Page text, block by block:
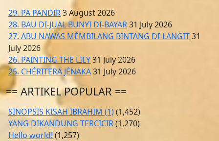
29. PA PANDIR3 August 2026
28. BAU DI-JUAL BUNYI DI-BAYAR31 July 2026
27. ABU NAWAS MÈMBILANG BINTANG DI-LANGIT31
July 2026
26. PAINTING THE LILY31 July 2026
25. CHÉRITERA JÈNAKA31 July 2026
== ARTIKEL POPULAR ==
SINOPSIS KISAH IBRAHIM (1)(1,452)
YANG DIKANDUNG TERCICIR(1,270)
Hello world! (1,257)